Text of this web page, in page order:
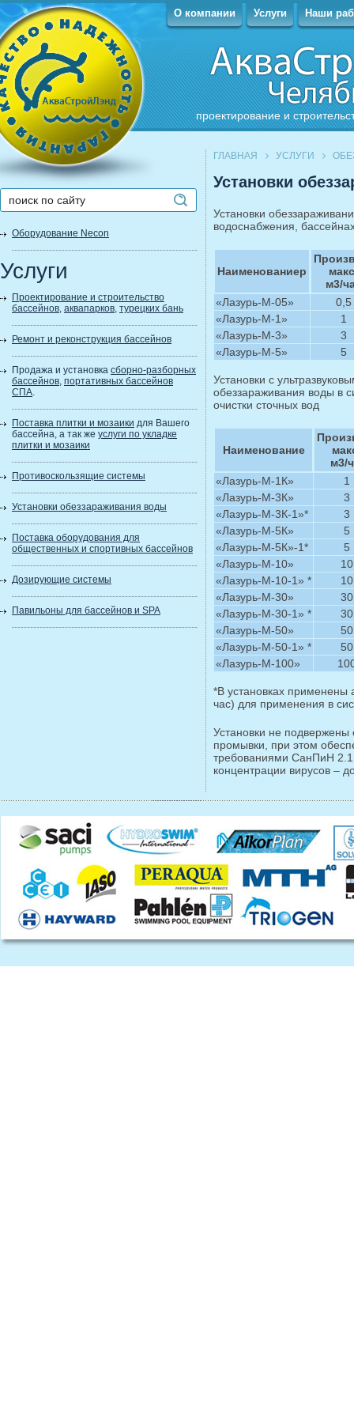
проектирование и
О компании Услуги Наши
Оборудование Necon
Услуги
Проектирование и строительство
бассейнов, аквапарков, турецких бань
Ремонт и реконструкция бассейнов
Продажа и установка сборно-разборных
бассейнов, портативных бассейнов
СПА.
Поставка плитки и мозаики для Вашего
бассейна, а так же услуги по укладке
плитки и мозаики
Противоскользящие системы
Установки обеззараживания воды
Поставка оборудования для
общественных и спортивных бассейнов
Дозирующие системы
Павильоны для бассейнов и SPA
ГЛАВНАЯ УСЛУГИ
Установки
Установки
водоснабжения,
Наименованиеp
м3/
«Лазурь-М-05»
0,5
«Лазурь-М-1»
1
«Лазурь-М-3»
3
«Лазурь-М-5»
5
Установки с
обеззараживания воды в
очистки сточных вод
Наименование
м3/
«Лазурь-М-1К»
1
«Лазурь-М-3К»
3
«Лазурь-М-3К-1»*
3
«Лазурь-М-5К»
5
«Лазурь-М-5К»-1*
5
«Лазурь-М-10»
10
«Лазурь-М-10-1» *
10
«Лазурь-М-30»
30
«Лазурь-М-30-1» *
30
«Лазурь-М-50»
50
«Лазурь-М-50-1» *
50
«Лазурь-М-100»
*В установках
час) для применения в
Установки не
промывки, при этом
требованиями СанПиН
концентрации вирусов –